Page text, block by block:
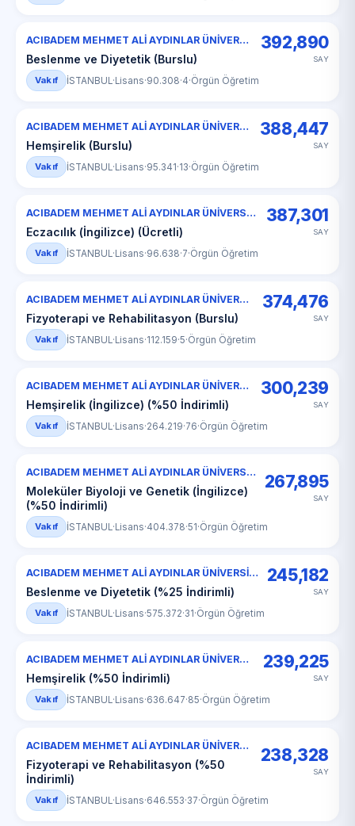
ACIBADEM MEHMET ALİ AYDINLAR ÜNİVERSİTESİ
Beslenme ve Diyetetik (Burslu)
392,890
SAY
Vakıf İSTANBUL ·Lisans·90.308·4·Örgün Öğretim
ACIBADEM MEHMET ALİ AYDINLAR ÜNİVERSİTESİ
Hemşirelik (Burslu)
388,447
SAY
Vakıf İSTANBUL ·Lisans·95.341·13·Örgün Öğretim
ACIBADEM MEHMET ALİ AYDINLAR ÜNİVERSİTESİ
Eczacılık (İngilizce) (Ücretli)
387,301
SAY
Vakıf İSTANBUL ·Lisans·96.638·7·Örgün Öğretim
ACIBADEM MEHMET ALİ AYDINLAR ÜNİVERSİTESİ
Fizyoterapi ve Rehabilitasyon (Burslu)
374,476
SAY
Vakıf İSTANBUL ·Lisans·112.159·5·Örgün Öğretim
ACIBADEM MEHMET ALİ AYDINLAR ÜNİVERSİTESİ
Hemşirelik (İngilizce) (%50 İndirimli)
300,239
SAY
Vakıf İSTANBUL ·Lisans·264.219·76·Örgün Öğretim
ACIBADEM MEHMET ALİ AYDINLAR ÜNİVERSİTESİ
Moleküler Biyoloji ve Genetik (İngilizce)
(%50 İndirimli)
267,895
SAY
Vakıf İSTANBUL ·Lisans·404.378·51·Örgün Öğretim
ACIBADEM MEHMET ALİ AYDINLAR ÜNİVERSİTESİ
Beslenme ve Diyetetik (%25 İndirimli)
245,182
SAY
Vakıf İSTANBUL ·Lisans·575.372·31·Örgün Öğretim
ACIBADEM MEHMET ALİ AYDINLAR ÜNİVERSİTESİ
Hemşirelik (%50 İndirimli)
239,225
SAY
Vakıf İSTANBUL ·Lisans·636.647·85·Örgün Öğretim
ACIBADEM MEHMET ALİ AYDINLAR ÜNİVERSİTESİ
Fizyoterapi ve Rehabilitasyon (%50
İndirimli)
238,328
SAY
Vakıf İSTANBUL ·Lisans·646.553·37·Örgün Öğretim